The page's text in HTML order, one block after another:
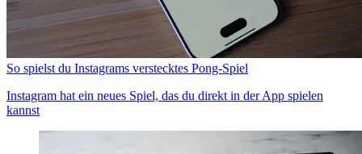
So spielst du Instagrams verstecktes Pong-Spiel
Instagram hat ein neues Spiel, das du direkt in der App spielen
kannst